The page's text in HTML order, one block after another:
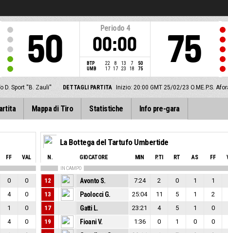
50
Periodo 4
00:00
BTP 22 8 13 7
50
UMB
17 17 23 18 75 75
D. Sport ''B. Zauli'' DETTAGLI PARTITA Inizio: 20:00 GMT 25/02/23 O.ME.P.S.
Mappa di Tiro Statistiche Info pre-gara
FF VAL
0
0
4
0
1
0
4
0
La Bottega del Tartufo Umbertide
N. GIOCATORE MIN P.TI RT AS FF
IN CAMPO
12 Avonto S. 7:24 2 0 1 1
13
Paolocci G. 25:04 11 5 1 2
17
Gatti L. 23:21 4 5 1 0
19
Fioani V. 1:36 0 1 0 0